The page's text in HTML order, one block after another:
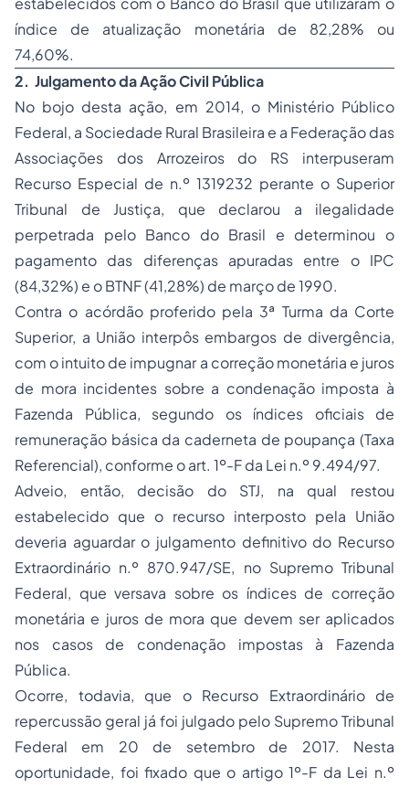
índice de atualização monetária de 82,28% ou
74,60%.
2. Julgamento da Ação Civil Pública
No bojo desta ação, em 2014, o Ministério Público
Federal, a Sociedade Rural Brasileira e a Federação das
Associações dos Arrozeiros do RS interpuseram
Recurso Especial de n.º 1319232 perante o Superior
Tribunal de Justiça, que declarou a ilegalidade
perpetrada pelo Banco do Brasil e determinou o
pagamento das diferenças apuradas entre o IPC
(84,32%) e o BTNF (41,28%) de março de 1990.
Contra o acórdão proferido pela 3ª Turma da Corte
Superior, a União interpôs embargos de divergência,
com o intuito de impugnar a correção monetária e juros
de mora incidentes sobre a condenação imposta à
Fazenda Pública, segundo os índices oficiais de
remuneração básica da caderneta de poupança (Taxa
Referencial), conforme o art. 1º-F da Lei n.º 9.494/97.
Adveio, então, decisão do STJ, na qual restou
estabelecido que o recurso interposto pela União
deveria aguardar o julgamento definitivo do Recurso
Extraordinário n.º 870.947/SE, no Supremo Tribunal
Federal, que versava sobre os índices de correção
monetária e juros de mora que devem ser aplicados
nos casos de condenação impostas à Fazenda
Pública.
Ocorre, todavia, que o Recurso Extraordinário de
repercussão geral já foi julgado pelo Supremo Tribunal
Federal em 20 de setembro de 2017. Nesta
oportunidade, foi fixado que o artigo 1º-F da Lei n.º